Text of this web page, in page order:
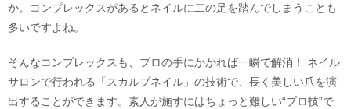
か。コンプレックスがあるとネイルに二の足を踏んでしまうことも
多いですよね。
そんなコンプレックスも、プロの手にかかれば一瞬で解消！ ネイル
サロンで行われる「スカルプネイル」の技術で、長く美しい爪を演
出することができます。素人が施すにはちょっと難しい“プロ技”で